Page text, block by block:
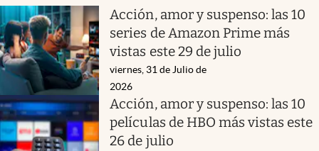
Acción, amor y suspenso: las 10
series de Amazon Prime más
vistas este 29 de julio
viernes, 31 de Julio de
2026
Acción, amor y suspenso: las 10
películas de HBO más vistas este
26 de julio